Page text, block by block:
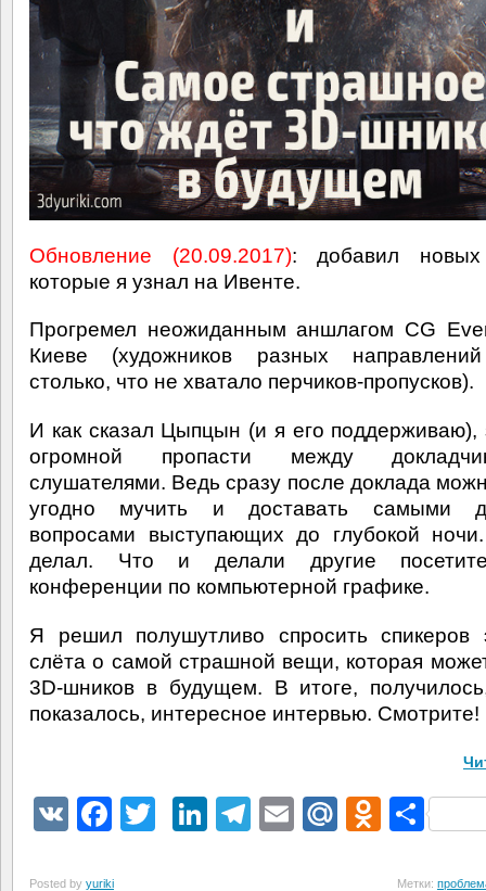
Обновление (20.09.2017): добавил новых
которые я узнал на Ивенте.
Прогремел неожиданным аншлагом CG
Киеве (художников разных
столько, что не хватало перчиков-пропусков).
И как сказал Цыпцын (и я его поддерживаю),
огромной пропасти между
слушателями. Ведь сразу после доклада
угодно мучить и доставать самыми
вопросами выступающих до глубокой
делал. Что и делали другие
конференции по компьютерной графике.
Я решил полушутливо спросить спикеров
слёта о самой страшной вещи, которая
3D-шников в будущем. В итоге,
показалось, интересное интервью. Смотрите!
VK Facebook
TwitterLinkedIn
Telegram
EmailMail.Ru
Posted by yuriki Метки: